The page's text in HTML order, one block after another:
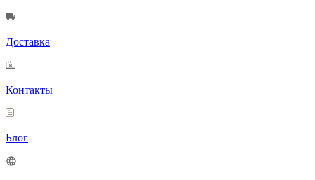
Доставка
Контакты
Блог